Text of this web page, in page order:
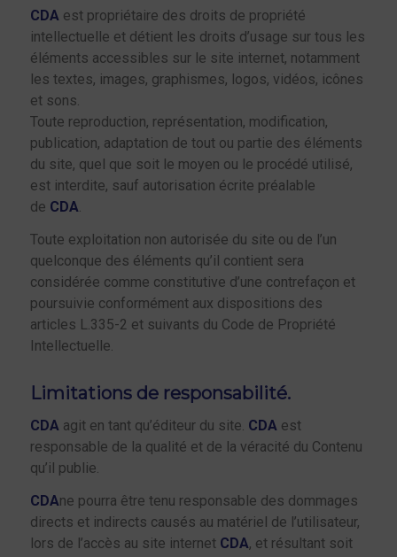
CDA est propriétaire des droits de propriété
intellectuelle et détient les droits d’usage sur tous les
éléments accessibles sur le site internet, notamment
les textes, images, graphismes, logos, vidéos, icônes
et sons.
Toute reproduction, représentation, modification,
publication, adaptation de tout ou partie des éléments
du site, quel que soit le moyen ou le procédé utilisé,
est interdite, sauf autorisation écrite préalable
de CDA
Toute exploitation non autorisée du site ou de l’un
quelconque des éléments qu’il contient sera
considérée comme constitutive d’une contrefaçon et
poursuivie conformément aux dispositions des
articles L.335-2 et suivants du Code de Propriété
Intellectuelle.
Limitations de responsabilité.
CDA agit en tant qu’éditeur du site. CDA est
responsable de la qualité et de la véracité du Contenu
qu’il publie.
CDAne pourra être tenu responsable des dommages
directs et indirects causés au matériel de l’utilisateur,
lors de l’accès au site internet CDA, et résultant soit